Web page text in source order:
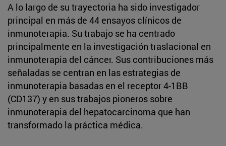
A lo largo de su trayectoria ha sido investigador
principal en más de 44 ensayos clínicos de
inmunoterapia. Su trabajo se ha centrado
principalmente en la investigación traslacional en
inmunoterapia del cáncer. Sus contribuciones más
señaladas se centran en las estrategias de
inmunoterapia basadas en el receptor 4-1BB
(CD137) y en sus trabajos pioneros sobre
inmunoterapia del hepatocarcinoma que han
transformado la práctica médica.